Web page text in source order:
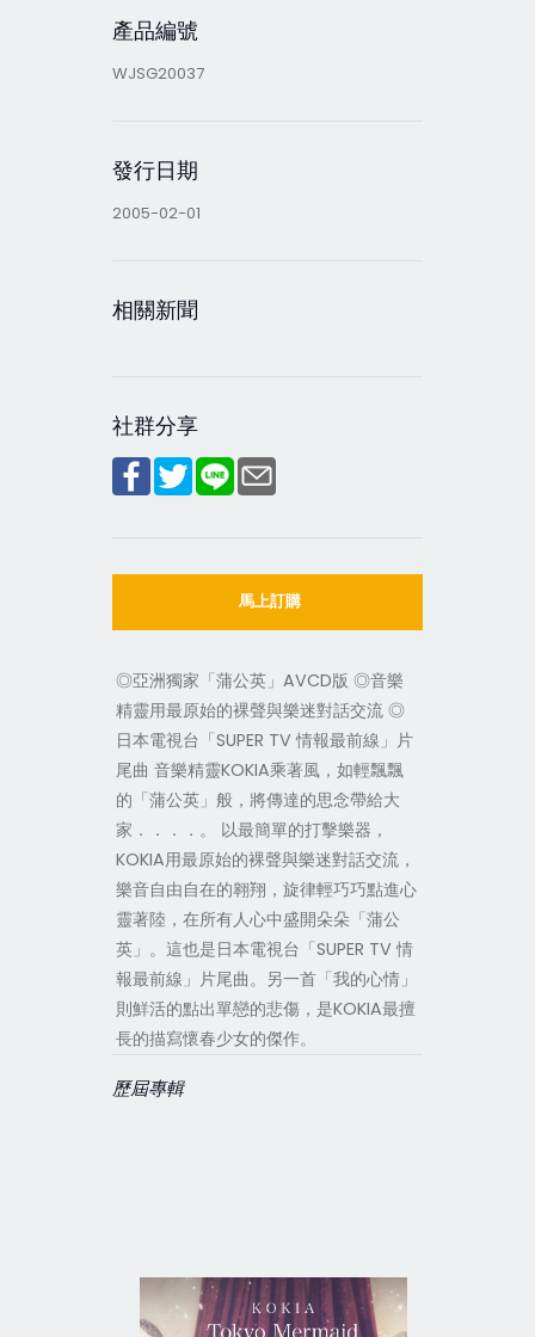
產品編號
WJSG20037
發行日期
2005-02-01
相關新聞
社群分享
馬上訂購
◎亞洲獨家「蒲公英」AVCD版 ◎音樂
精靈用最原始的裸聲與樂迷對話交流 ◎
日本電視台「SUPER TV 情報最前線」片
尾曲 音樂精靈KOKIA乘著風，如輕飄飄
的「蒲公英」般，將傳達的思念帶給大
家．．．．。 以最簡單的打擊樂器，
KOKIA用最原始的裸聲與樂迷對話交流，
樂音自由自在的翱翔，旋律輕巧巧點進心
靈著陸，在所有人心中盛開朵朵「蒲公
英」。這也是日本電視台「SUPER TV 情
報最前線」片尾曲。另一首「我的心情」
則鮮活的點出單戀的悲傷，是KOKIA最擅
長的描寫懷春少女的傑作。
歷屆專輯